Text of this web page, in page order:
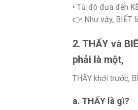
• Từ đó đưa đến
👉 Như vậy, BIẾT
2. THẤY và
phải là một,
THẤY khởi trước,
a. THẤY là gì?